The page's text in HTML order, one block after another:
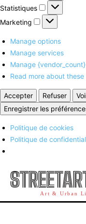
Statistiques Statistiques
Marketing Marketing
Manage options
Manage services
Manage
Read more about
Accepter Refuser
Enregistrer les
Politique de cookies
Politique de
Art & Urban